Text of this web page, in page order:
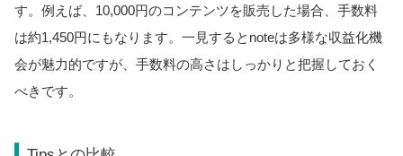
す。例えば、10,000円のコンテンツを販売した場合、手数料
は約1,450円にもなります。一見するとnoteは多様な収益化機
会が魅力的ですが、手数料の高さはしっかりと把握しておく
べきです。